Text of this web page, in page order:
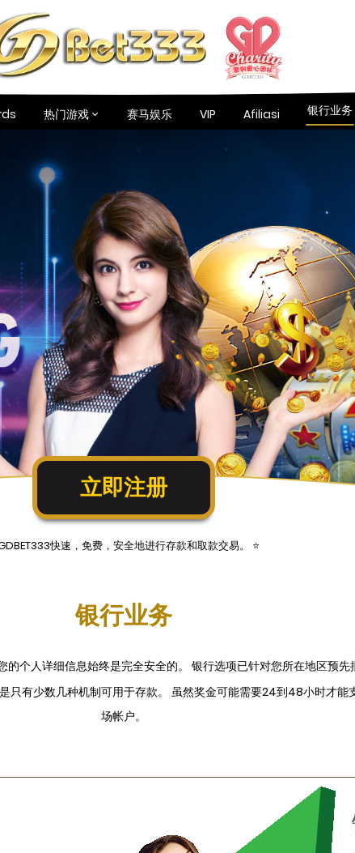
热门游戏 赛马娱乐 VIP Afiliasi 银行业务
立即注册
快速，免费，安全地进行存款和取款交易。 ⭐
银行业务
个人详细信息始终是完全安全的。 银行选项已针对您所在地区预
有少数几种机制可用于存款。 虽然奖金可能需要24到48小时才能
场帐户。